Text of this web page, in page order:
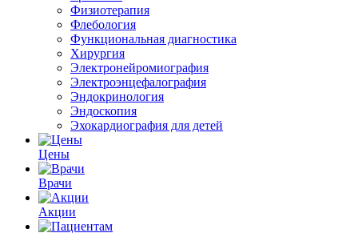
Физиотерапия
Флебология
Функциональная диагностика
Хирургия
Электронейромиография
Электроэнцефалография
Эндокринология
Эндоскопия
Эхокардиография для детей
Цены
Врачи
Акции